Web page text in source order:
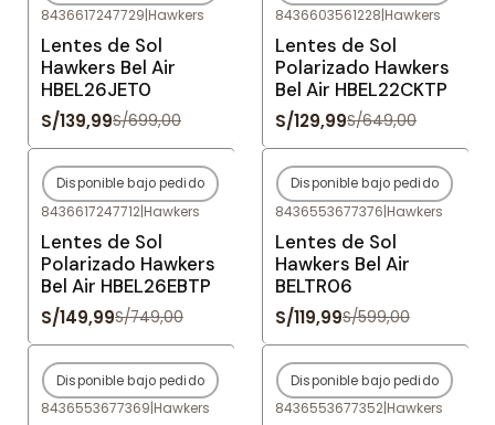
Agotado
8436617247729|Hawkers
Lentes de Sol
Hawkers Bel Air
HBEL26JET0
S/139,99S/699,00
Agotado
8436603561228|Hawkers
Lentes de Sol
Polarizado Hawkers
Bel Air HBEL22CKTP
S/129,99S/649,00
-80%OFF
Agotado
Disponible bajo pedido
8436617247712|Hawkers
Lentes de Sol
Polarizado Hawkers
Bel Air HBEL26EBTP
S/149,99S/749,00
-80%OFF
Agotado
Disponible bajo pedido
8436553677376|Hawkers
Lentes de Sol
Hawkers Bel Air
BELTR06
S/119,99S/599,00
-80%OFF
Agotado
Disponible bajo pedido
8436553677369|Hawkers
-80%OFF
Agotado
Disponible bajo pedido
8436553677352|Hawkers